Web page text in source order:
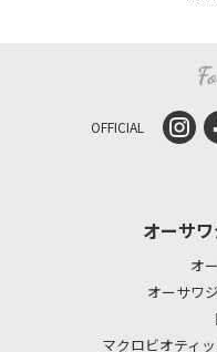
OFFICIAL
オーサ
オ
オーサワ
マクロビオティ